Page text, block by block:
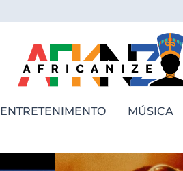
ENTRETENIMENTO MÚSICA